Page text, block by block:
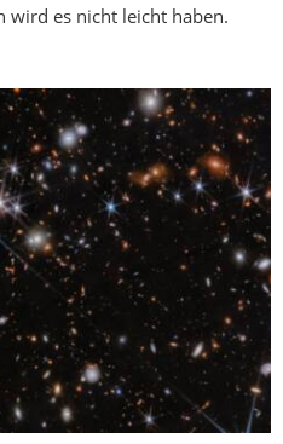
wird es nicht leicht haben.